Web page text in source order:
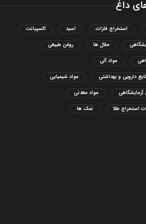
داغ
استخراج فلزات اسید اکسپیانت
حلال ها روغن طبیعی
مواد آلی
دارویی و بهداشتی مواد شیمیایی
آزمایشگاهی مواد معدنی
استخراج طلا نمک ها